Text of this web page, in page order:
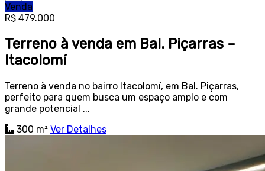
Venda
R$ 479.000
Terreno à venda em Bal. Piçarras –
Itacolomí
Terreno à venda no bairro Itacolomí, em Bal. Piçarras,
perfeito para quem busca um espaço amplo e com
grande potencial ...
300 m² Ver Detalhes